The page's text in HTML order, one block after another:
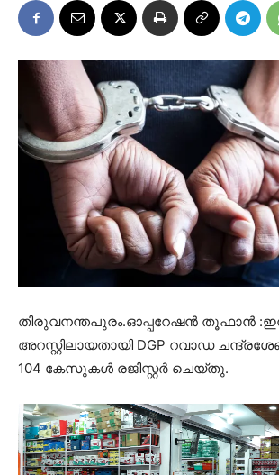
തിരുവനന്തപുരം.ഓപ്പറേഷൻ തൂഫാൻ
അറസ്റ്റിലായതായി DGP റവാഡ
104 കേസുകൾ രജിസ്റ്റർ ചെയ്തു.